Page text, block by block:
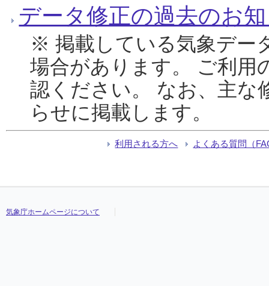
データ修正の過去のお
※ 掲載している気象デー
場合があります。 ご利用
認ください。 なお、主な
らせに掲載します。
利用される方へ よくある質問（
気象庁ホームページについて